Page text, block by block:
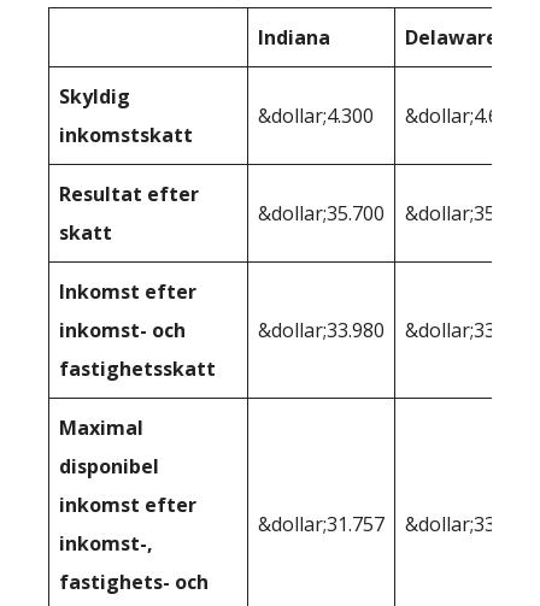
Indiana Delaware
Skyldig
inkomstskatt
&dollar;4.300 &dollar;4.687
Resultat efter
skatt
&dollar;35.700 &dollar;35.313
Inkomst efter
inkomst- och
fastighetsskatt
&dollar;33.980 &dollar;33.549
Maximal
disponibel
inkomst efter
inkomst-,
fastighets- och
&dollar;31.757 &dollar;33.549